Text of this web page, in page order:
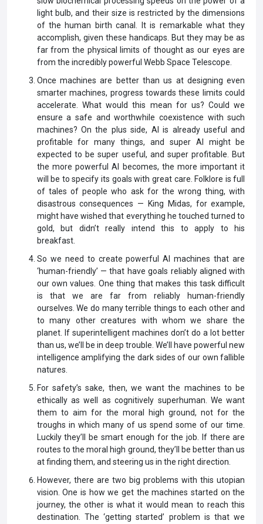
light bulb, and their size is restricted by the dimensions
of the human birth canal. It is remarkable what they
accomplish, given these handicaps. But they may be as
far from the physical limits of thought as our eyes are
from the incredibly powerful Webb Space Telescope.
Once machines are better than us at designing even
smarter machines, progress towards these limits could
accelerate. What would this mean for us? Could we
ensure a safe and worthwhile coexistence with such
machines? On the plus side, AI is already useful and
profitable for many things, and super AI might be
expected to be super useful, and super profitable. But
the more powerful AI becomes, the more important it
will be to specify its goals with great care. Folklore is full
of tales of people who ask for the wrong thing, with
disastrous consequences — King Midas, for example,
might have wished that everything he touched turned to
gold, but didn’t really intend this to apply to his
breakfast.
So we need to create powerful AI machines that are
‘human-friendly’ — that have goals reliably aligned with
our own values. One thing that makes this task difficult
is that we are far from reliably human-friendly
ourselves. We do many terrible things to each other and
to many other creatures with whom we share the
planet. If superintelligent machines don’t do a lot better
than us, we’ll be in deep trouble. We’ll have powerful new
intelligence amplifying the dark sides of our own fallible
natures.
For safety’s sake, then, we want the machines to be
ethically as well as cognitively superhuman. We want
them to aim for the moral high ground, not for the
troughs in which many of us spend some of our time.
Luckily they’ll be smart enough for the job. If there are
routes to the moral high ground, they’ll be better than us
at finding them, and steering us in the right direction.
However, there are two big problems with this utopian
vision. One is how we get the machines started on the
journey, the other is what it would mean to reach this
destination. The ‘getting started’ problem is that we